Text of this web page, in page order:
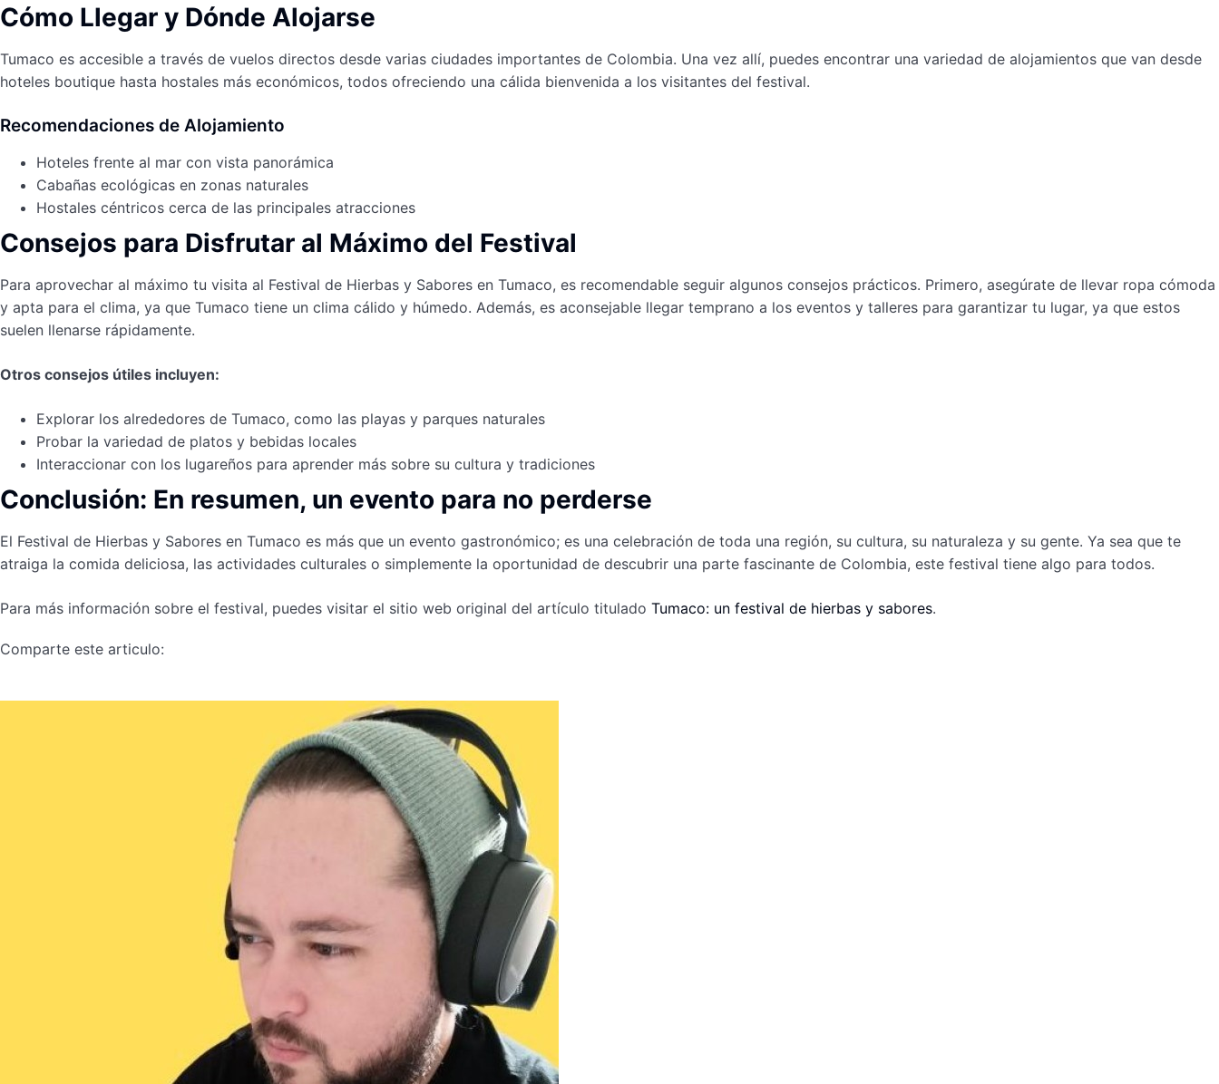
Cómo Llegar y Dónde Alojarse
Tumaco es accesible a través de vuelos directos desde varias ciudades importantes de Colombia. Una vez allí, puedes encontrar una variedad de alojamientos que van desde
hoteles boutique hasta hostales más económicos, todos ofreciendo una cálida bienvenida a los visitantes del festival.
Recomendaciones de Alojamiento
Hoteles frente al mar con vista panorámica
Cabañas ecológicas en zonas naturales
Hostales céntricos cerca de las principales atracciones
Consejos para Disfrutar al Máximo del Festival
Para aprovechar al máximo tu visita al Festival de Hierbas y Sabores en Tumaco, es recomendable seguir algunos consejos prácticos. Primero, asegúrate de llevar ropa cómoda
y apta para el clima, ya que Tumaco tiene un clima cálido y húmedo. Además, es aconsejable llegar temprano a los eventos y talleres para garantizar tu lugar, ya que estos
suelen llenarse rápidamente.
Otros consejos útiles incluyen:
Explorar los alrededores de Tumaco, como las playas y parques naturales
Probar la variedad de platos y bebidas locales
Interaccionar con los lugareños para aprender más sobre su cultura y tradiciones
Conclusión: En resumen, un evento para no perderse
El Festival de Hierbas y Sabores en Tumaco es más que un evento gastronómico; es una celebración de toda una región, su cultura, su naturaleza y su gente. Ya sea que te
atraiga la comida deliciosa, las actividades culturales o simplemente la oportunidad de descubrir una parte fascinante de Colombia, este festival tiene algo para todos.
Para más información sobre el festival, puedes visitar el sitio web original del artículo titulado Tumaco: un festival de hierbas y sabores.
Comparte este articulo: